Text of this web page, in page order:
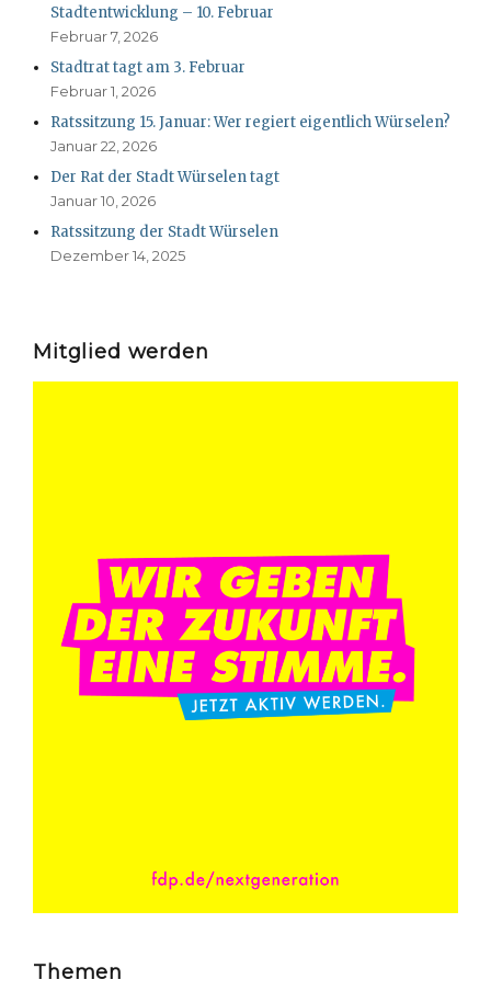
Stadtentwicklung – 10. Februar
Februar 7, 2026
Stadtrat tagt am 3. Februar
Februar 1, 2026
Ratssitzung 15. Januar: Wer regiert eigentlich Würselen?
Januar 22, 2026
Der Rat der Stadt Würselen tagt
Januar 10, 2026
Ratssitzung der Stadt Würselen
Dezember 14, 2025
Mitglied werden
Themen